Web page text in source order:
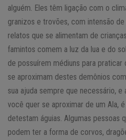
alguém. Eles têm ligação com o
granizos e trovões, com intensão
relatos que se alimentam de
famintos comem a luz da lua e do
de possuírem médiuns para praticar
se aproximam destes demônios
sua ajuda sempre que necessário,
você quer se aproximar de um Ala,
detestam águias. Algumas pessoas
podem ter a forma de corvos,